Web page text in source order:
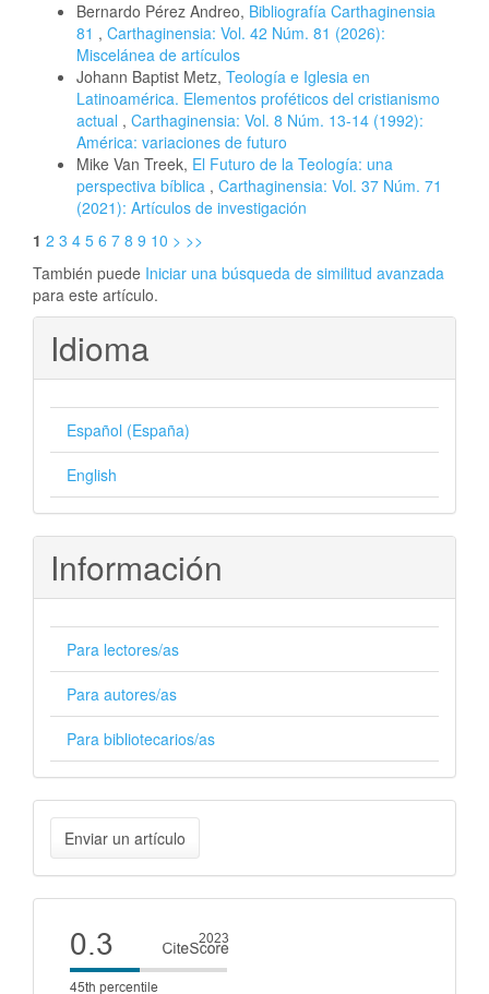
Bernardo Pérez Andreo, Bibliografía Carthaginensia
81 , Carthaginensia: Vol. 42 Núm. 81 (2026):
Miscelánea de artículos
Johann Baptist Metz, Teología e Iglesia en
Latinoamérica. Elementos proféticos del cristianismo
actual , Carthaginensia: Vol. 8 Núm. 13-14 (1992):
América: variaciones de futuro
Mike Van Treek, El Futuro de la Teología: una
perspectiva bíblica , Carthaginensia: Vol. 37 Núm. 71
(2021): Artículos de investigación
1 2 3 4 5 6 7 8 9 10 > >>
También puede Iniciar una búsqueda de similitud avanzada
para este artículo.
Idioma
Español (España)
English
Información
Para lectores/as
Para autores/as
Para bibliotecarios/as
Enviar
un
artículo
Enviar un artículo
Cite
score